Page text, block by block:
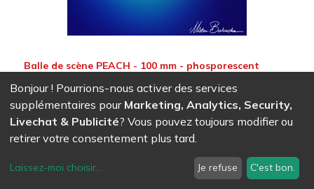
Balle de scène PEACH - 100 mm - phosporescent
16,48CHF
Bonjour ! Pourrions-nous activer des services
supplémentaires pour Marketing, Analytics, Security,
Livechat & Publicité? Vous pouvez toujours modifier ou
retirer votre consentement plus tard.
Laissez-moi choisir... Je refuse C'est bon.